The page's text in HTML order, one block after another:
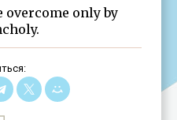
overcome only by